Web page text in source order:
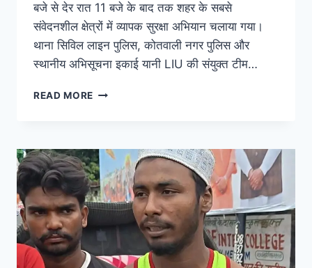
बजे से देर रात 11 बजे के बाद तक शहर के सबसे
संवेदनशील क्षेत्रों में व्यापक सुरक्षा अभियान चलाया गया।
थाना सिविल लाइन पुलिस, कोतवाली नगर पुलिस और
स्थानीय अभिसूचना इकाई यानी LIU की संयुक्त टीम…
READ MORE